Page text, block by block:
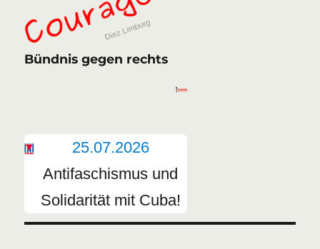
Bündnis gegen rechts
25.07.2026
Antifaschismus und
Solidarität mit Cuba!